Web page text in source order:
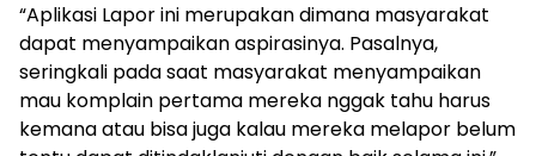
“Aplikasi Lapor ini merupakan dimana masyarakat
dapat menyampaikan aspirasinya. Pasalnya,
seringkali pada saat masyarakat menyampaikan
mau komplain pertama mereka nggak tahu harus
kemana atau bisa juga kalau mereka melapor belum